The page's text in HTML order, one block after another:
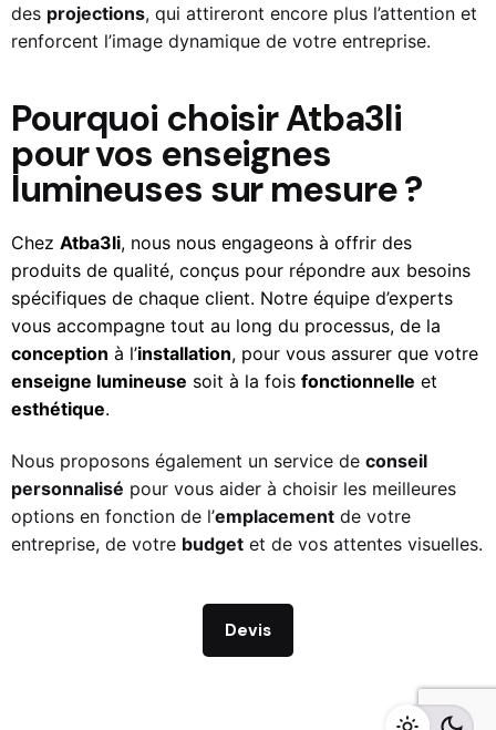
des projections, qui attireront encore plus l’attention et
renforcent l’image dynamique de votre entreprise.
Pourquoi choisir Atba3li
pour vos enseignes
lumineuses sur mesure ?
Chez Atba3li, nous nous engageons à offrir des
produits de qualité, conçus pour répondre aux besoins
spécifiques de chaque client. Notre équipe d’experts
vous accompagne tout au long du processus, de la
conception à l’installation, pour vous assurer que votre
enseigne lumineuse soit à la fois fonctionnelle et
esthétique.
Nous proposons également un service de conseil
personnalisé pour vous aider à choisir les meilleures
options en fonction de l’emplacement de votre
entreprise, de votre budget et de vos attentes visuelles.
Devis